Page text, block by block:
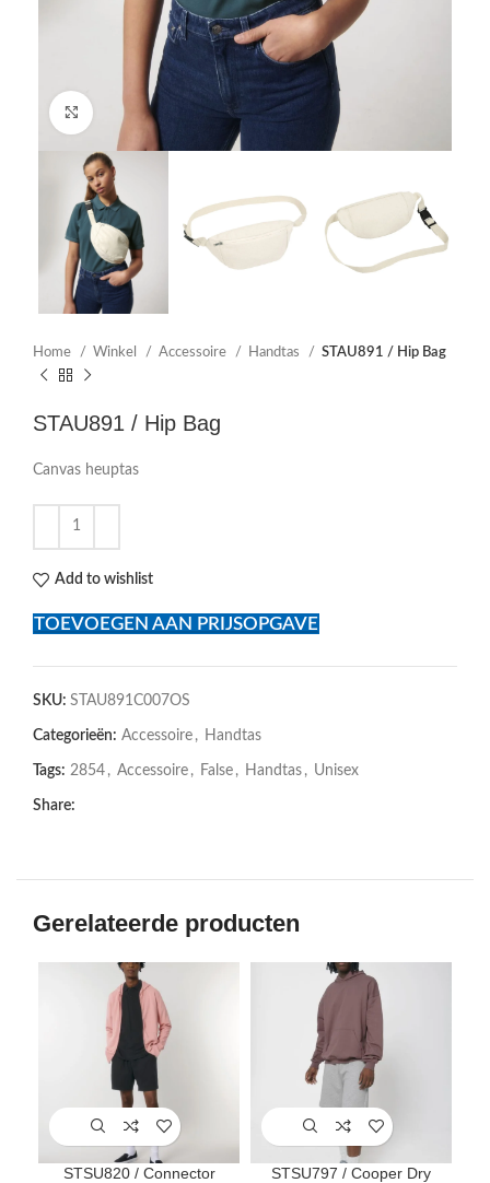
Click to enlarge
Home Winkel Accessoire Handtas STAU891 / Hip Bag
STAU891 / Hip Bag
Canvas heuptas
Add to wishlist
TOEVOEGEN AAN PRIJSOPGAVE
SKU: STAU891C007OS
Categorieën: Accessoire , Handtas
Tags: 2854 , Accessoire , False , Handtas , Unisex
Share:
Gerelateerde producten
STSU820 / Connector STSU797 / Cooper Dry